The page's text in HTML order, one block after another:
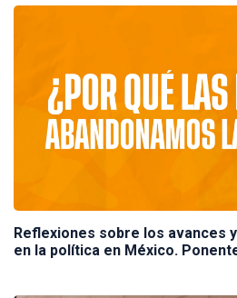
Reflexiones sobre los avances
en la política en México.